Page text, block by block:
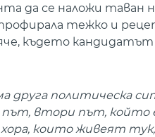
да се наложи таван
тежко и
където кандидатът
политическа
втори път, който
които живеят